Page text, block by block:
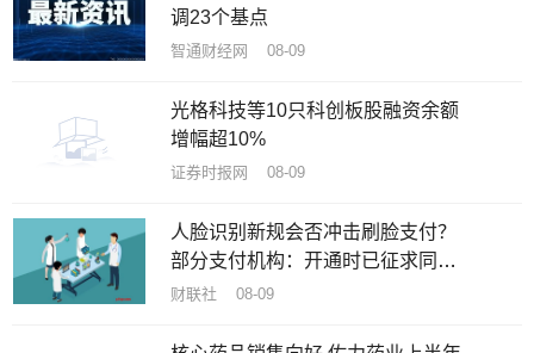
调23个基点
智通财经网 08-09
光格科技等10只科创板股融资余额
增幅超10%
证券时报网 08-09
人脸识别新规会否冲击刷脸支付？
部分支付机构：开通时已征求同
意，自身不存储用户脸部数据
财联社 08-09